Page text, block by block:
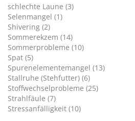
schlechte Laune (3)
Selenmangel (1)
Shivering (2)
Sommerekzem (14)
Sommerprobleme (10)
Spat (5)
Spurenelementemangel (13)
Stallruhe (Stehfutter) (6)
Stoffwechselprobleme (25)
Strahlfäule (7)
Stressanfälligkeit (10)